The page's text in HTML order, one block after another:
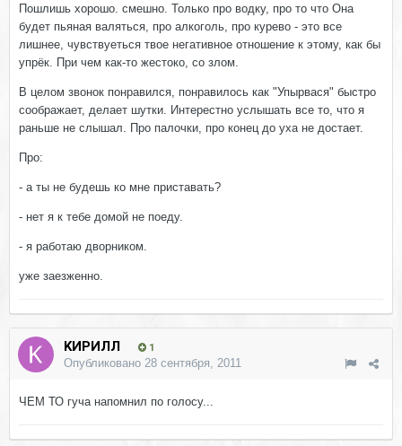
Пошлишь хорошо. смешно. Только про водку, про то что Она
будет пьяная валяться, про алкоголь, про курево - это все
лишнее, чувствуеться твое негативное отношение к этому, как бы
упрёк. При чем как-то жестоко, со злом.
В целом звонок понравился, понравилось как "Упырвася" быстро
соображает, делает шутки. Интерестно услышать все то, что я
раньше не слышал. Про палочки, про конец до уха не достает.
Про:
- а ты не будешь ко мне приставать?
- нет я к тебе домой не поеду.
- я работаю дворником.
уже заезженно.
KИРИЛЛ 1
Опубликовано 28 сентября, 2011
ЧЕМ ТО гуча напомнил по голосу...